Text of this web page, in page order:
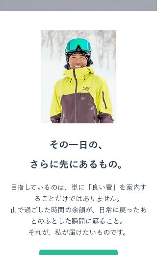
その一日の、
さらに先にあるもの。
目指しているのは、単に「良い雪」を案内す
ることだけではありません。
山で過ごした時間の余韻が、日常に戻ったあ
とのふとした瞬間に蘇ること。
それが、私が届けたいものです。